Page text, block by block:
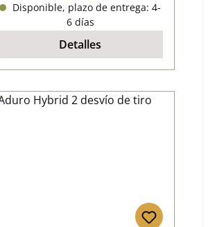
Disponible, plazo de entrega: 4-
6 días
Detalles